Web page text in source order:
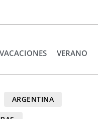
VACACIONES VERANO
ARGENTINA